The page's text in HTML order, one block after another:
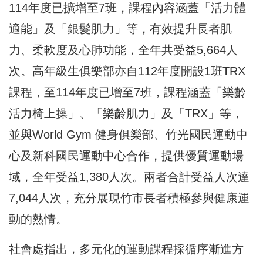
114年度已擴增至7班，課程內容涵蓋「活力體
適能」及「銀髮肌力」等，有效提升長者肌
力、柔軟度及心肺功能，全年共受益5,664人
次。高年級生俱樂部亦自112年度開設1班TRX
課程，至114年度已增至7班，課程涵蓋「樂齡
活力椅上操」、「樂齡肌力」及「TRX」等，
並與World Gym 健身俱樂部、竹光國民運動中
心及新科國民運動中心合作，提供優質運動場
域，全年受益1,380人次。兩者合計受益人次達
7,044人次，充分展現竹市長者積極參與健康運
動的熱情。
社會處指出，多元化的運動課程採循序漸進方